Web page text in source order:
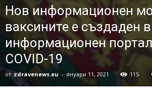
Нов информационен
ваксините е създаден
информационен
COVID-19
от zdravenews.eu - януари 11, 2021 115